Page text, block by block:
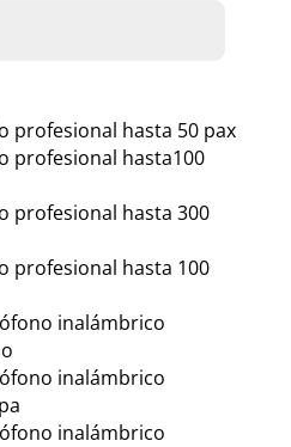
profesional hasta 50 pax
profesional hasta100
profesional hasta 300
profesional hasta 100
inalámbrico
inalámbrico
inalámbrico